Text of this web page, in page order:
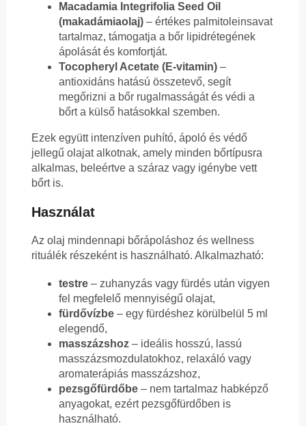
Macadamia Integrifolia Seed Oil
(makadámiaolaj) – értékes palmitoleinsavat
tartalmaz, támogatja a bőr lipidrétegének
ápolását és komfortját.
Tocopheryl Acetate (E-vitamin) –
antioxidáns hatású összetevő, segít
megőrizni a bőr rugalmasságát és védi a
bőrt a külső hatásokkal szemben.
Ezek együtt intenzíven puhító, ápoló és védő
jellegű olajat alkotnak, amely minden bőrtípusra
alkalmas, beleértve a száraz vagy igénybe vett
bőrt is.
Használat
Az olaj mindennapi bőrápoláshoz és wellness
rituálék részeként is használható. Alkalmazható:
testre – zuhanyzás vagy fürdés után vigyen
fel megfelelő mennyiségű olajat,
fürdővízbe – egy fürdéshez körülbelül 5 ml
elegendő,
masszázshoz – ideális hosszú, lassú
masszázsmozdulatokhoz, relaxáló vagy
aromaterápiás masszázshoz,
pezsgőfürdőbe – nem tartalmaz habképző
anyagokat, ezért pezsgőfürdőben is
használható.